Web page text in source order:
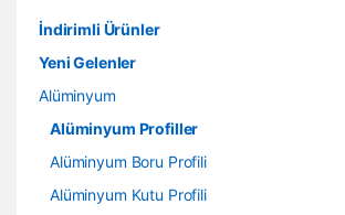
İndirimli Ürünler
Yeni Gelenler
Alüminyum
Alüminyum Profiller
Alüminyum Boru Profili
Alüminyum Kutu Profili